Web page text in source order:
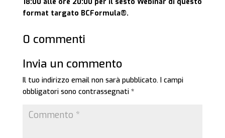
format targato BCFormula®.
0 commenti
Invia un commento
Il tuo indirizzo email non sarà pubblicato. I campi
obbligatori sono contrassegnati *